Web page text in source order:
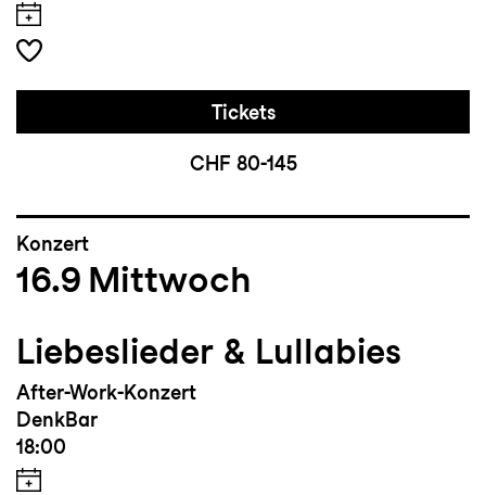
Tickets
CHF 80-145
Konzert
16.9 Mittwoch
Liebeslieder & Lullabies
After-Work-Konzert
DenkBar
18:00